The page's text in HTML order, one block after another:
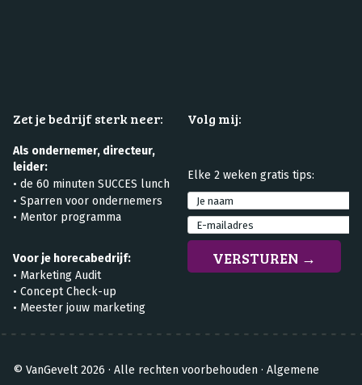
Zet je bedrijf sterk neer:
Als ondernemer, directeur,
leider:
• de 60 minuten SUCCES lunch
• Sparren voor ondernemers
• Mentor programma
Voor je horecabedrijf:
• Marketing Audit
• Concept Check-up
• Meester jouw marketing
Volg mij:
Elke 2 weken gratis tips:
© VanGevelt 2026 · Alle rechten voorbehouden · Algemene